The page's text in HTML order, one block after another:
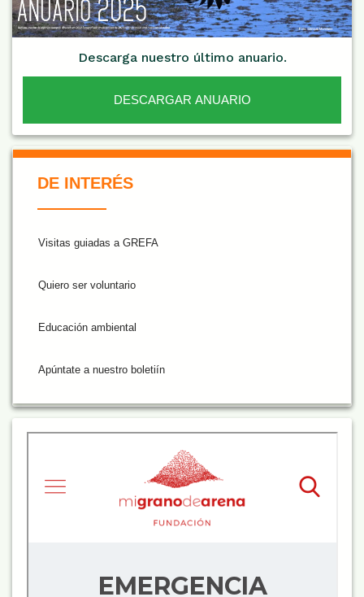
Descarga nuestro último anuario.
DESCARGAR ANUARIO
De Interés NARANJA
DE INTERÉS
Visitas guiadas a GREFA
Quiero ser voluntario
Educación ambiental
Apúntate a nuestro boletiín